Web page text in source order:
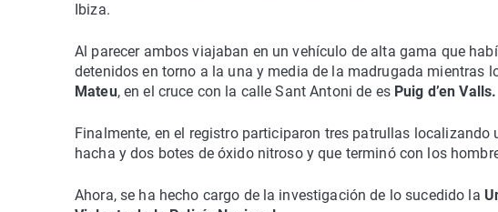
Ibiza.
Al parecer ambos viajaban en un vehículo de alta gama que
detenidos en torno a la una y media de la madrugada mientras
Mateu, en el cruce con la calle Sant Antoni de es Puig d’en Valls.
Finalmente, en el registro participaron tres patrullas
hacha y dos botes de óxido nitroso y que terminó con los
Ahora, se ha hecho cargo de la investigación de lo sucedido la